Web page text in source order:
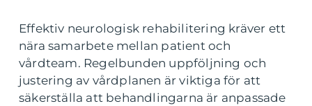
Effektiv neurologisk rehabilitering kräver ett
nära samarbete mellan patient och
vårdteam. Regelbunden uppföljning och
justering av vårdplanen är viktiga för att
säkerställa att behandlingarna är anpassade